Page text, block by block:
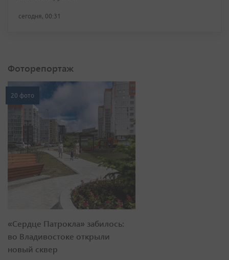
сегодня, 00:31
Фоторепортаж
20 фото
«Сердце Патрокла» забилось:
во Владивостоке открыли
новый сквер